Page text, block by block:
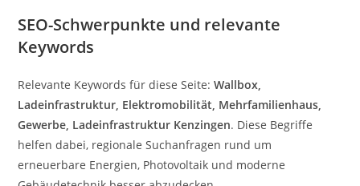
SEO-Schwerpunkte und relevante
Keywords
Relevante Keywords für diese Seite:Wallbox,
Ladeinfrastruktur, Elektromobilität, Mehrfamilienhaus,
Gewerbe, Ladeinfrastruktur Kenzingen. Diese Begriffe
helfen dabei, regionale Suchanfragen rund um
erneuerbare Energien, Photovoltaik und moderne